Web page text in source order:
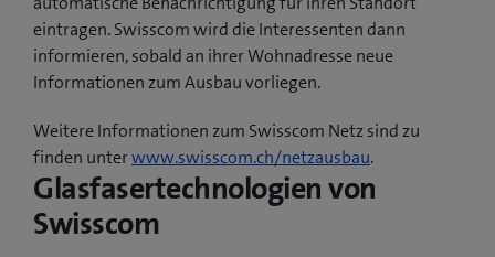
eintragen. Swisscom wird die Interessenten dann
informieren, sobald an ihrer Wohnadresse neue
Informationen zum Ausbau vorliegen.
Weitere Informationen zum Swisscom Netz sind zu
finden unterwww.swisscom.ch/netzausbau.
Glasfasertechnologien von
Swisscom